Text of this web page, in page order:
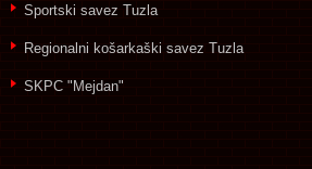
Sportski savez Tuzla
Regionalni košarkaški savez Tuzla
SKPC "Mejdan"